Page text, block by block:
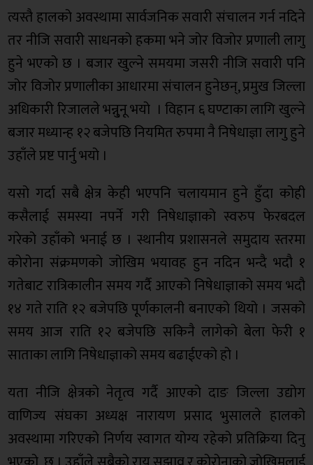
त्यस्तै हालको अवस्थामा सार्वजनिक सवारी संचालन गर्न नदिने
तर नीजि सवारी साधनको हकमा भने जोर विजोर प्रणाली लागु
हुने भएको छ । बजार खुल्ने समयमा जसरी नीजि सवारी पनि
जोर विजोर प्रणालीका आधारमा संचालन हुनेछन्, प्रमुख जिल्ला
अधिकारी रिजालले भन्नु्नू भयो । विहान ६ घण्टाका लागि खुल्ने
बजार मध्यान्ह १२ बजेपछि नियमित रुपमा नै निषेधाज्ञा लागु हुने
उहाँले प्रष्ट पार्नु भयो ।
यसो गर्दा सबै क्षेत्र केही भएपनि चलायमान हुने हुँदा कोही
कसैलाई समस्या नपर्ने गरी निषेधाज्ञाको स्वरुप फेरबदल
गरेको उहाँको भनाई छ । स्थानीय प्रशासनले समुदाय स्तरमा
कोरोना संक्रमणको जोखिम भयावह हुन नदिन भन्दै भदौ १
गतेबाट रात्रिकालीन समय गर्दै आएको निषेधाज्ञाको समय भदौ
१४ गते राति १२ बजेपछि पूर्णकालनी बनाएको थियो । जसको
समय आज राति १२ बजेपछि सकिनै लागेको बेला फेरी १
साताका लागि निषेधाज्ञाको समय बढाईएको हो ।
यता नीजि क्षेत्रको नेतृत्व गर्दै आएको दाङ जिल्ला उद्योग
वाणिज्य संघका अध्यक्ष नारायण प्रसाद भुसालले हालको
अवस्थामा गरिएको निर्णय स्वागत योग्य रहेको प्रतिक्रिया दिनु